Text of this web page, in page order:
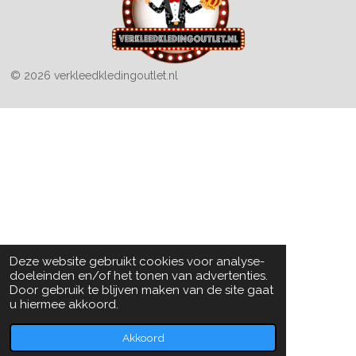
Deze website gebruikt cookies voor analyse-
doeleinden en/of het tonen van advertenties.
Door gebruik te blijven maken van de site gaat
u hiermee akkoord.
Akkoord
© 2026 verkleedkledingoutlet.nl